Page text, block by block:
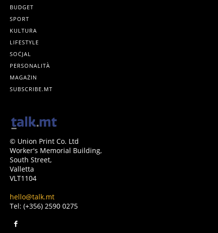
BUDGET
SPORT
KULTURA
LIFESTYLE
SOĊJAL
PERSONALITÀ
MAGAŻIN
SUBSCRIBE.MT
© Union Print Co. Ltd
Worker's Memorial Building,
South Street,
Valletta
VLT1104
hello@talk.mt
Tel: (+356) 2590 0275